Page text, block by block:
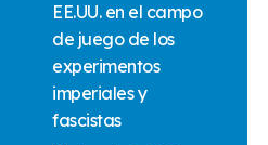
EE.UU. en el campo
de juego de los
experimentos
imperiales y
fascistas